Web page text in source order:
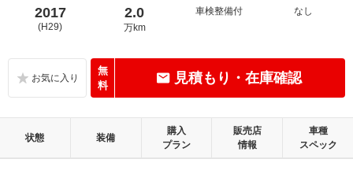
2017
(H29)
2.0
万km
車検整備付
なし
無
料
見積もり・在庫確認
状態 装備
購入
プラン
販売店
情報
車種
スペック